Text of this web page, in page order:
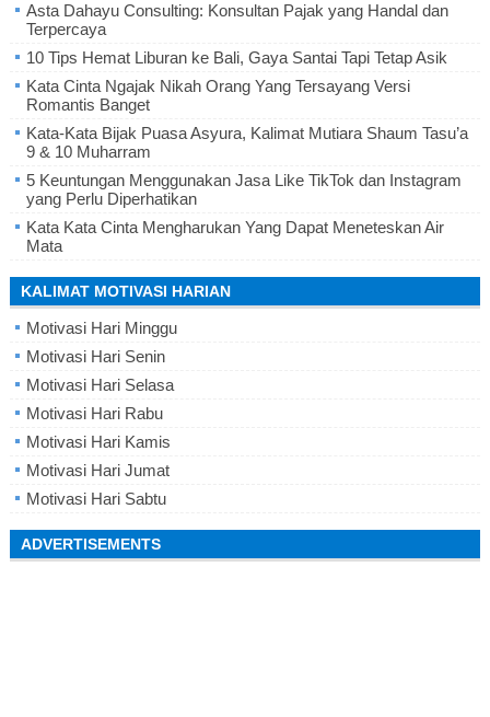
Asta Dahayu Consulting: Konsultan Pajak yang Handal dan
Terpercaya
10 Tips Hemat Liburan ke Bali, Gaya Santai Tapi Tetap Asik
Kata Cinta Ngajak Nikah Orang Yang Tersayang Versi
Romantis Banget
Kata-Kata Bijak Puasa Asyura, Kalimat Mutiara Shaum Tasu’a
9 & 10 Muharram
5 Keuntungan Menggunakan Jasa Like TikTok dan Instagram
yang Perlu Diperhatikan
Kata Kata Cinta Mengharukan Yang Dapat Meneteskan Air
Mata
KALIMAT MOTIVASI HARIAN
Motivasi Hari Minggu
Motivasi Hari Senin
Motivasi Hari Selasa
Motivasi Hari Rabu
Motivasi Hari Kamis
Motivasi Hari Jumat
Motivasi Hari Sabtu
ADVERTISEMENTS